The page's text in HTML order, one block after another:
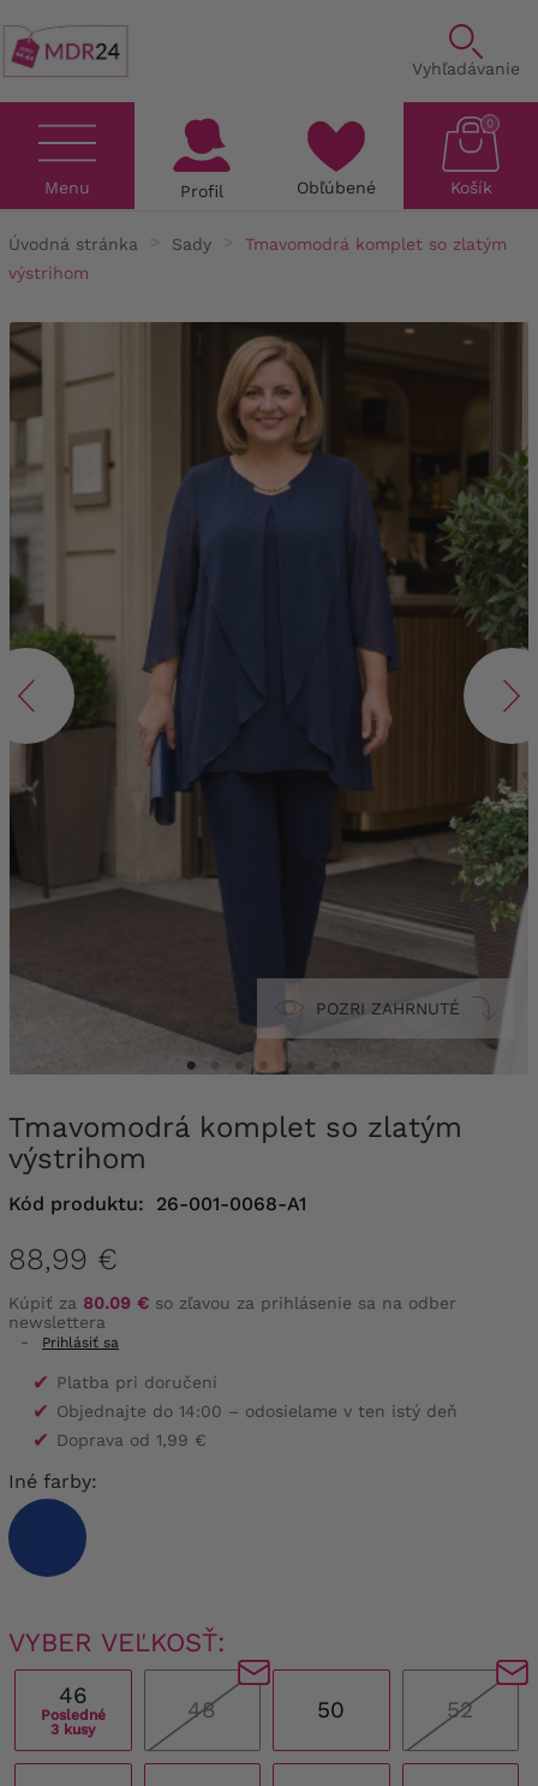
Vyhľadávanie
Menu Profil Obľúbené Košík
0
Úvodná stránka Sady
Tmavomodrá komplet so zlatým
výstrihom
POZRI ZAHRNUTÉ
Tmavomodrá komplet so zlatým
výstrihom
Kód produktu: 26-001-0068-A1
88,99 €
Kúpiť za 80.09 € so zľavou za prihlásenie sa na odber
newslettera
-
Prihlásiť sa
✔ Platba pri doručení
✔ Objednajte do 14:00 – odosielame v ten istý deň
✔ Doprava od 1,99 €
Iné farby:
VYBER VEĽKOSŤ:
46
Posledné
3 kusy
48 50 52